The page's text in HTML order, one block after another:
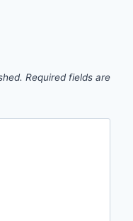
Required fields are